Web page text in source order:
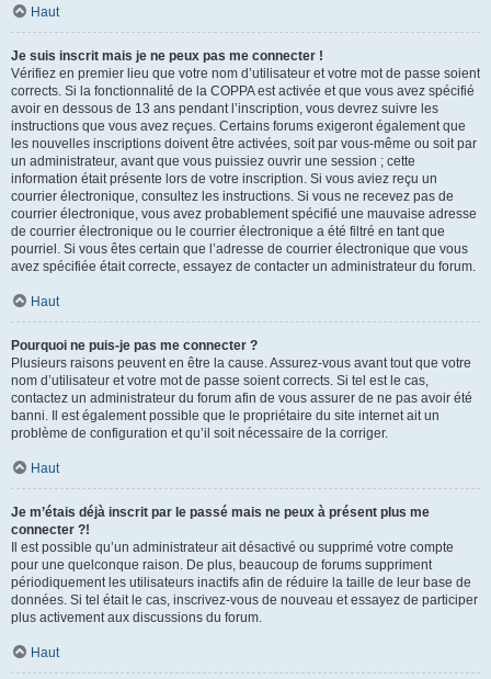
Haut
Je suis inscrit mais je ne peux pas me connecter !
Vérifiez en premier lieu que votre nom d’utilisateur et votre mot de passe soient
corrects. Si la fonctionnalité de la COPPA est activée et que vous avez spécifié
avoir en dessous de 13 ans pendant l’inscription, vous devrez suivre les
instructions que vous avez reçues. Certains forums exigeront également que
les nouvelles inscriptions doivent être activées, soit par vous-même ou soit par
un administrateur, avant que vous puissiez ouvrir une session ; cette
information était présente lors de votre inscription. Si vous aviez reçu un
courrier électronique, consultez les instructions. Si vous ne recevez pas de
courrier électronique, vous avez probablement spécifié une mauvaise adresse
de courrier électronique ou le courrier électronique a été filtré en tant que
pourriel. Si vous êtes certain que l’adresse de courrier électronique que vous
avez spécifiée était correcte, essayez de contacter un administrateur du forum.
Haut
Pourquoi ne puis-je pas me connecter ?
Plusieurs raisons peuvent en être la cause. Assurez-vous avant tout que votre
nom d’utilisateur et votre mot de passe soient corrects. Si tel est le cas,
contactez un administrateur du forum afin de vous assurer de ne pas avoir été
banni. Il est également possible que le propriétaire du site internet ait un
problème de configuration et qu’il soit nécessaire de la corriger.
Haut
Je m’étais déjà inscrit par le passé mais ne peux à présent plus me
connecter ?!
Il est possible qu’un administrateur ait désactivé ou supprimé votre compte
pour une quelconque raison. De plus, beaucoup de forums suppriment
périodiquement les utilisateurs inactifs afin de réduire la taille de leur base de
données. Si tel était le cas, inscrivez-vous de nouveau et essayez de participer
plus activement aux discussions du forum.
Haut